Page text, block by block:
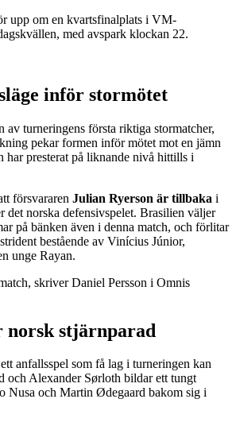
upp om en kvartsfinalplats i VM-
med avspark klockan 22.
inför stormötet
av turneringens första riktiga stormatcher,
pekar formen inför mötet mot en jämn
har presterat på liknande nivå hittills i
försvararen Julian Ryerson är tillbaka i
det norska defensivspelet. Brasilien väljer
på bänken även i denna match, och förlitar
bestående av Vinícius Júnior,
unge Rayan.
skriver Daniel Persson i Omnis
norsk stjärnparad
anfallsspel som få lag i turneringen kan
och Alexander Sørloth bildar ett tungt
Nusa och Martin Ødegaard bakom sig i